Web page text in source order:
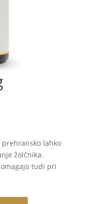
lahko
žolčnika.
tudi pri